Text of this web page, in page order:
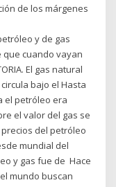
de los márgenes
y de gas
cuando vayan
El gas natural
bajo el Hasta
el petróleo era
el valor del gas se
del petróleo
mundial del
y gas fue de Hace
mundo buscan